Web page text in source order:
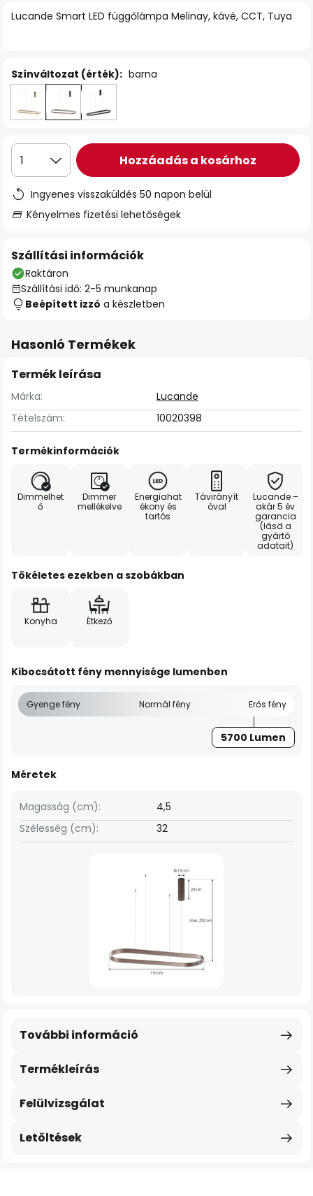
Lucande Smart LED függőlámpa Melinay, kávé, CCT, Tuya
Színváltozat (érték): barna
1 Hozzáadás a kosárhoz
Ingyenes visszaküldés 50 napon belül
Kényelmes fizetési lehetőségek
Szállítási információk
Raktáron
Szállítási idő: 2-5 munkanap
Beépített izzó a készletben
Hasonló Termékek
Termék leírása
Márka:
Lucande
Tételszám:
10020398
Termékinformációk
Dimmelhet
ő
Dimmer
mellékelve
Energiahat
ékony és
tartós
Távirányít
óval
Lucande –
akár 5 év
garancia
(lásd a
gyártó
adatait)
Tökéletes ezekben a szobákban
Konyha Étkező
Kibocsátott fény mennyisége lumenben
Gyenge fény Normál fény Erős fény
5700 Lumen
Méretek
Szélesség (cm): 32
Magasság (cm): 4,5
Termékleírás
További információ
Felülvizsgálat
Letöltések